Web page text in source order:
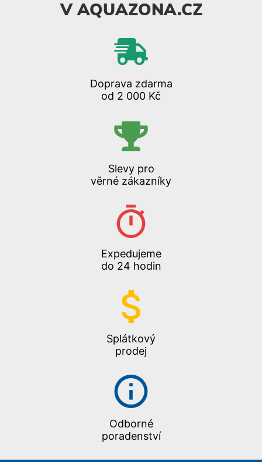
V AQUAZONA.CZ
Doprava zdarma
od 2 000 Kč
Slevy pro
věrné zákazníky
Expedujeme
do 24 hodin
Splátkový
prodej
Odborné
poradenství